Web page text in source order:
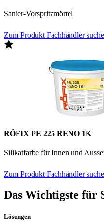
Sanier-Vorspritzmörtel
Zum Produkt Fachhändler
RÖFIX PE 225 RENO 1K
Silikatfarbe für Innen und
Zum ProduktFachhändler
Das Wichtigste für
Lösungen